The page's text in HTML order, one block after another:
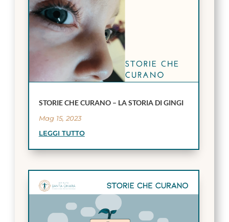
STORIE CHE CURANO – LA STORIA DI GINGI
Mag 15, 2023
LEGGI TUTTO